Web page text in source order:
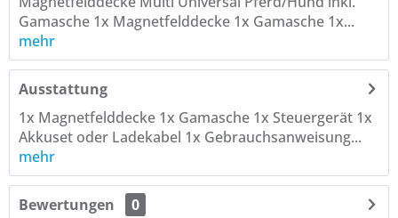
Gamasche 1x Magnetfelddecke 1x Gamasche 1x...
mehr
Ausstattung
1x Magnetfelddecke 1x Gamasche 1x Steuergerät 1x
Akkuset oder Ladekabel 1x Gebrauchsanweisung...
mehr
Bewertungen
0